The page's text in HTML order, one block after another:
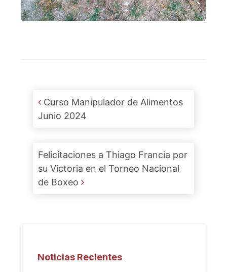
Post navigation
Curso Manipulador de Alimentos
Junio 2024
Felicitaciones a Thiago Francia por
su Victoria en el Torneo Nacional
de Boxeo
Noticias Recientes